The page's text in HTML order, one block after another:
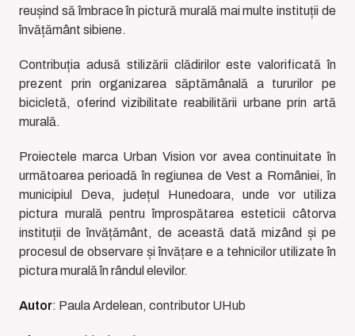
reușind să îmbrace în pictură murală mai multe instituții de
învățământ sibiene.
Contribuția adusă stilizării clădirilor este valorificată în
prezent prin organizarea săptămânală a tururilor pe
bicicletă, oferind vizibilitate reabilitării urbane prin artă
murală.
Proiectele marca Urban Vision vor avea continuitate în
următoarea perioadă în regiunea de Vest a României, în
municipiul Deva, județul Hunedoara, unde vor utiliza
pictura murală pentru împrospătarea esteticii câtorva
instituții de învățământ, de această dată mizând și pe
procesul de observare și învățare e a tehnicilor utilizate în
pictura murală în rândul elevilor.
Autor: Paula Ardelean, contributor UHub